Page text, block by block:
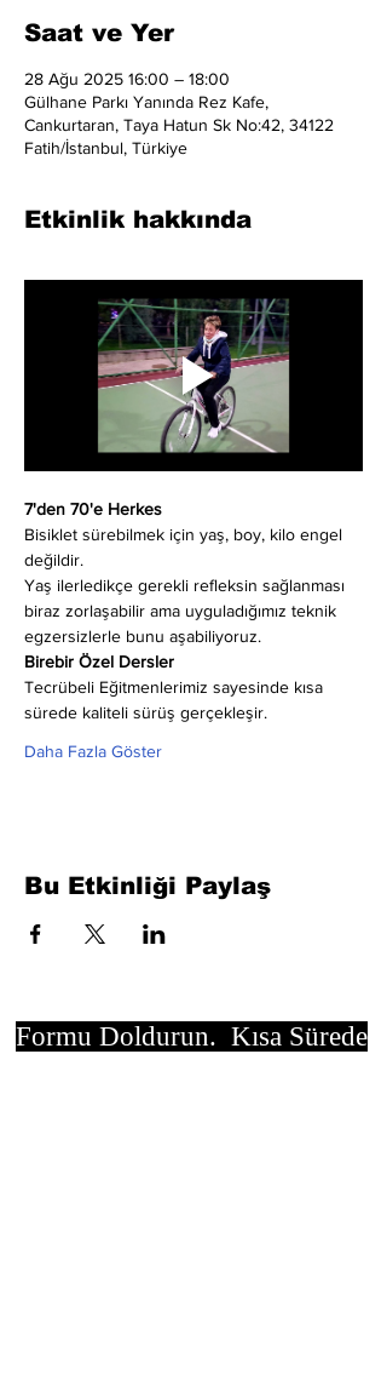
Saat ve Yer
28 Ağu 2025 16:00 – 18:00
Gülhane Parkı Yanında Rez Kafe,
Cankurtaran, Taya Hatun Sk No:42, 34122
Fatih/İstanbul, Türkiye
Etkinlik hakkında
7'den 70'e Herkes
Bisiklet sürebilmek için yaş, boy, kilo engel
değildir.
Yaş ilerledikçe gerekli refleksin sağlanması
biraz zorlaşabilir ama uyguladığımız teknik
egzersizlerle bunu aşabiliyoruz.
Birebir Özel Dersler
Tecrübeli Eğitmenlerimiz sayesinde kısa
sürede kaliteli sürüş gerçekleşir.
Daha Fazla Göster
Bu Etkinliği Paylaş
Formu Doldurun. Kısa Sürede